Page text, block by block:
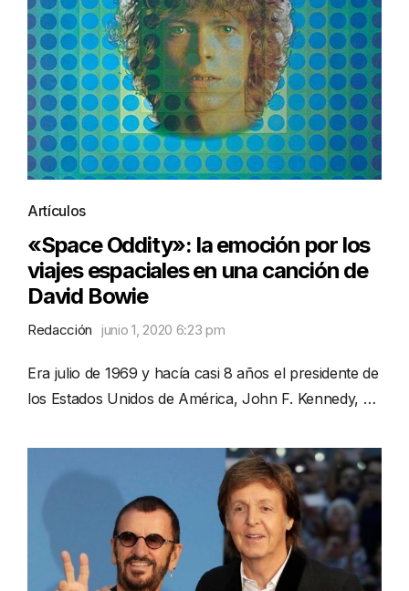
Artículos
«Space Oddity»: la emoción por los
viajes espaciales en una canción de
David Bowie
Redacción junio 1, 2020 6:23 pm
Era julio de 1969 y hacía casi 8 años el presidente de
los Estados Unidos de América, John F. Kennedy, …